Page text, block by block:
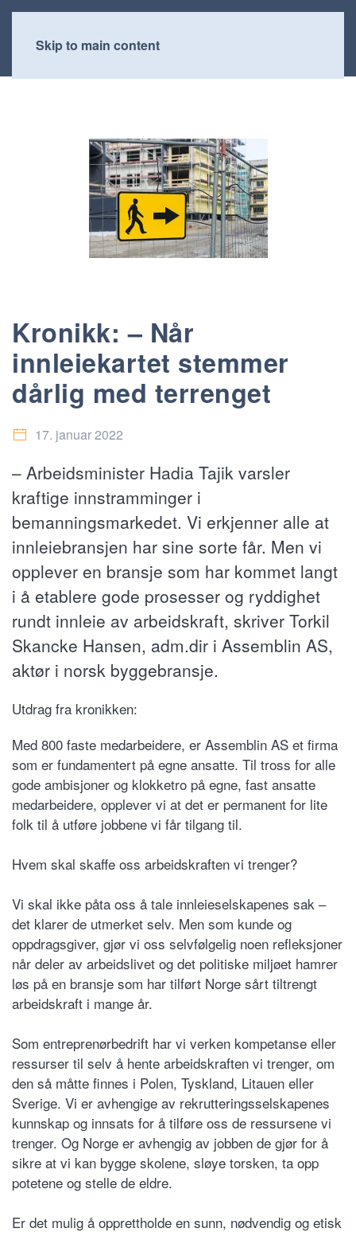
Skip to main content
Kronikk: – Når
innleiekartet stemmer
dårlig med terrenget
17. januar 2022
– Arbeidsminister Hadia Tajik varsler
kraftige innstramminger i
bemanningsmarkedet. Vi erkjenner alle at
innleiebransjen har sine sorte får. Men vi
opplever en bransje som har kommet langt
i å etablere gode prosesser og ryddighet
rundt innleie av arbeidskraft, skriver Torkil
Skancke Hansen, adm.dir i Assemblin AS,
aktør i norsk byggebransje.
Utdrag fra kronikken:
Med 800 faste medarbeidere, er Assemblin AS et firma
som er fundamentert på egne ansatte. Til tross for alle
gode ambisjoner og klokketro på egne, fast ansatte
medarbeidere, opplever vi at det er permanent for lite
folk til å utføre jobbene vi får tilgang til.
Hvem skal skaffe oss arbeidskraften vi trenger?
Vi skal ikke påta oss å tale innleieselskapenes sak –
det klarer de utmerket selv. Men som kunde og
oppdragsgiver, gjør vi oss selvfølgelig noen refleksjoner
når deler av arbeidslivet og det politiske miljøet hamrer
løs på en bransje som har tilført Norge sårt tiltrengt
arbeidskraft i mange år.
Som entreprenørbedrift har vi verken kompetanse eller
ressurser til selv å hente arbeidskraften vi trenger, om
den så måtte finnes i Polen, Tyskland, Litauen eller
Sverige. Vi er avhengige av rekrutteringsselskapenes
kunnskap og innsats for å tilføre oss de ressursene vi
trenger. Og Norge er avhengig av jobben de gjør for å
sikre at vi kan bygge skolene, sløye torsken, ta opp
potetene og stelle de eldre.
Er det mulig å opprettholde en sunn, nødvendig og etisk